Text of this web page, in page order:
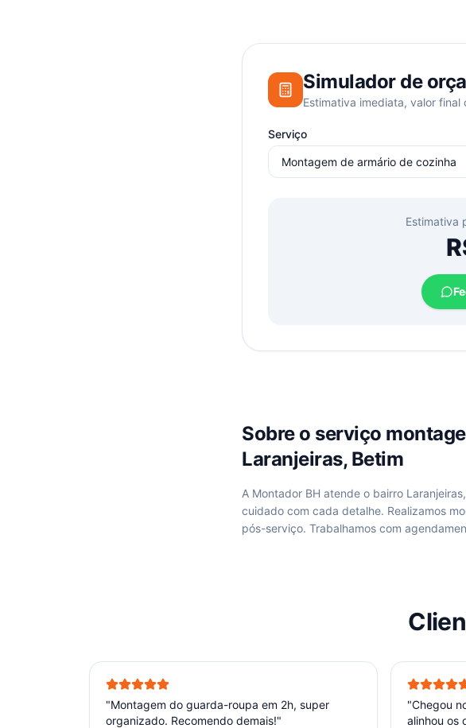
Simulador de
Estimativa imediata, valor
Serviço
Estimativa
Sobre o serviço
Laranjeiras, Betim
A Montador BH atende o bairro
cuidado com cada detalhe. Realizamos
pós-serviço. Trabalhamos com
"Montagem do guarda-roupa em 2h, super
organizado. Recomendo demais!"
"Chegou
alinhou os